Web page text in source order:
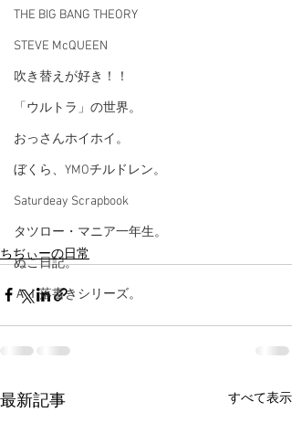
THE BIG BANG THEORY
STEVE McQUEEN
吹き替えが好き！！
「ウルトラ」の世界。
おっさんホイホイ。
ぼくら、YMOチルドレン。
Saturdeay Scrapbook
タツロー・マニア一年生。
ぬこ日記。
ＡＩ落書きシリーズ。
ちぢぃーの日常
最新記事 すべて表示